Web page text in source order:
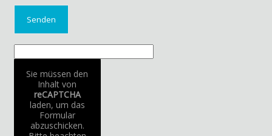
Sie müssen den
Inhalt von
reCAPTCHA
laden, um das
Formular
abzuschicken.